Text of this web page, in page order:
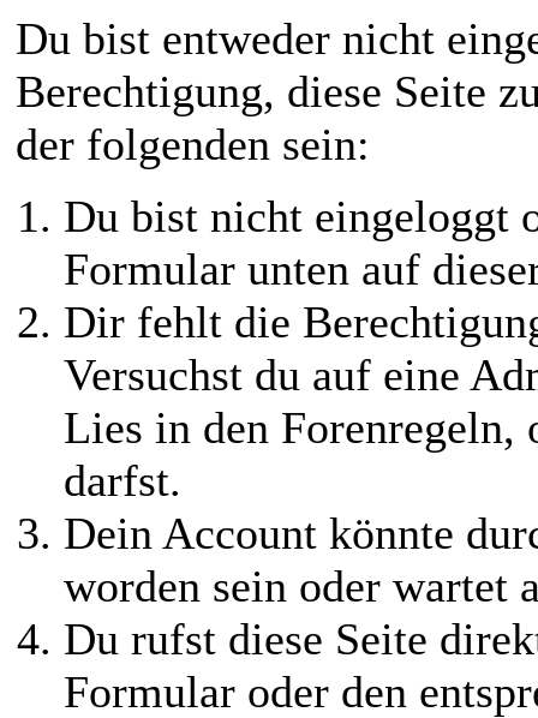
Du bist entweder nicht
Berechtigung, diese Seite
der folgenden sein:
Du bist nicht eingeloggt
Formular unten auf
Dir fehlt die
Versuchst du auf eine
Lies in den Forenregeln,
darfst.
Dein Account könnte
worden sein oder wartet
Du rufst diese Seite
Formular oder den